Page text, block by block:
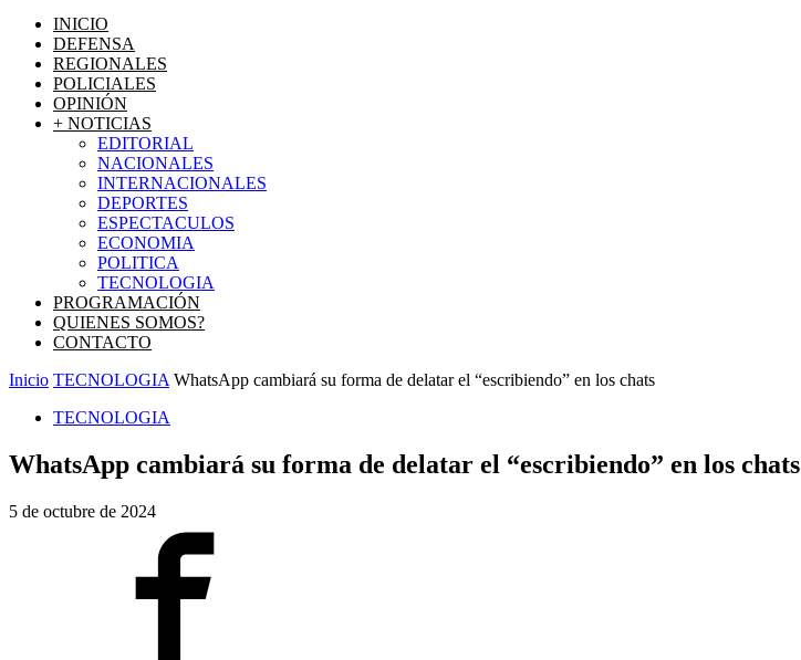
INICIO
DEFENSA
REGIONALES
POLICIALES
OPINIÓN
+ NOTICIAS
EDITORIAL
NACIONALES
INTERNACIONALES
DEPORTES
ESPECTACULOS
ECONOMIA
POLITICA
TECNOLOGIA
PROGRAMACIÓN
QUIENES SOMOS?
CONTACTO
Inicio TECNOLOGIA WhatsApp cambiará su forma de delatar el “escribiendo” en los chats
TECNOLOGIA
WhatsApp cambiará su forma de delatar el “escribiendo” en los chats
5 de octubre de 2024